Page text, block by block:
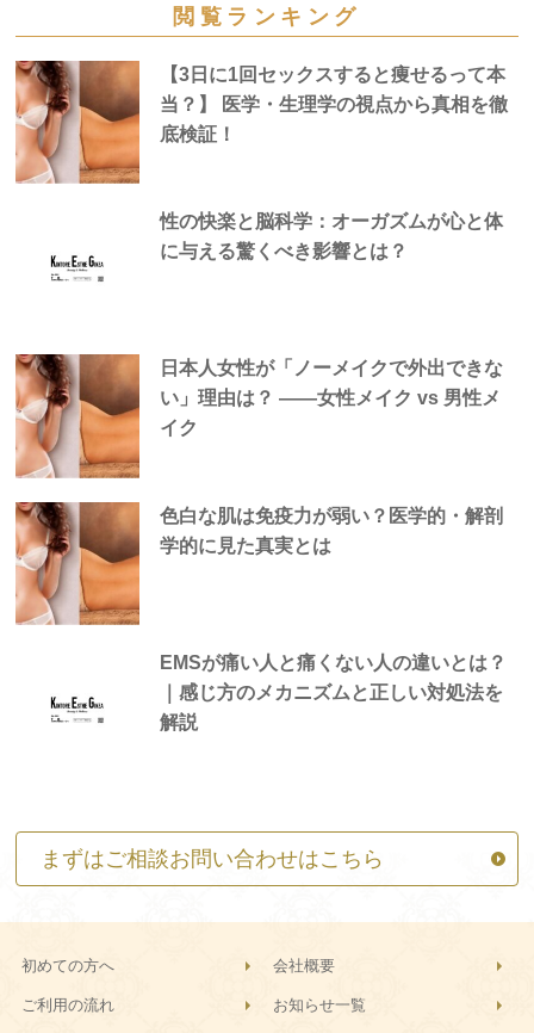
閲覧ランキング
【3日に1回セックスすると痩せるって本
当？】 医学・生理学の視点から真相を徹
底検証！
性の快楽と脳科学：オーガズムが心と体
に与える驚くべき影響とは？
日本人女性が「ノーメイクで外出できな
い」理由は？ —―女性メイク vs 男性メ
イク
色白な肌は免疫力が弱い？医学的・解剖
学的に見た真実とは
EMSが痛い人と痛くない人の違いとは？
｜感じ方のメカニズムと正しい対処法を
解説
まずはご相談お問い合わせはこちら
初めての方へ 会社概要
ご利用の流れ お知らせ一覧